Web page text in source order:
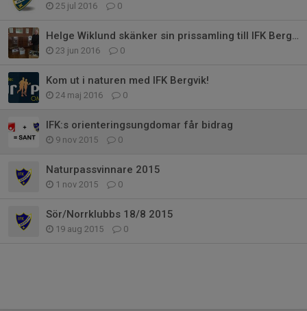
25 jul 2016 0
Helge Wiklund skänker sin prissamling till IFK Bergvik
23 jun 2016 0
Kom ut i naturen med IFK Bergvik!
24 maj 2016 0
IFK:s orienteringsungdomar får bidrag
9 nov 2015 0
Naturpassvinnare 2015
1 nov 2015 0
Sör/Norrklubbs 18/8 2015
19 aug 2015 0